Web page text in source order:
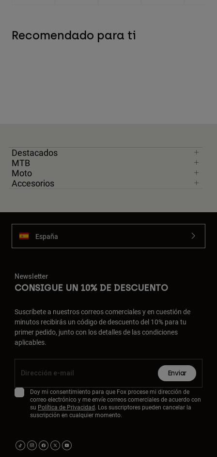
Recomendado para ti
Destacados
MTB
Moto
Accesorios
España
Newsletter
CONSIGUE UN 10% DE DESCUENTO
Suscríbete a nuestros correos comerciales y en cuestión de
minutos recibirás un código de descuento del 10% para tu
primer pedido, junto con los detalles de las condiciones
aplicables.
Enviar
Doy mi consentimiento para que Fox procese mi dirección de
correo electrónico y me envíe correos comerciales de acuerdo con
su Política de Privacidad. Los suscriptores pueden cancelar la
suscripción en cualquier momento.